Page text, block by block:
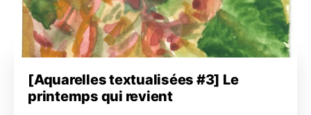
[Aquarelles textualisées #3] Le
printemps qui revient